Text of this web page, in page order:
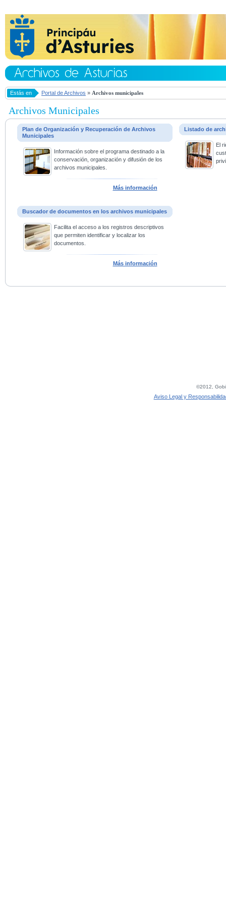
Estás en Portal de Archivos » Archivos municipales
Archivos Municipales
Plan de Organización y Recuperación de Archivos
Municipales
Información sobre el programa destinado a la
conservación, organización y difusión de los
archivos municipales.
Más información
Listado de
El
Buscador de documentos en los archivos municipales
Facilita el acceso a los registros descriptivos
que permiten identificar y localizar los
documentos.
Más información
©2012,
Aviso Legal y